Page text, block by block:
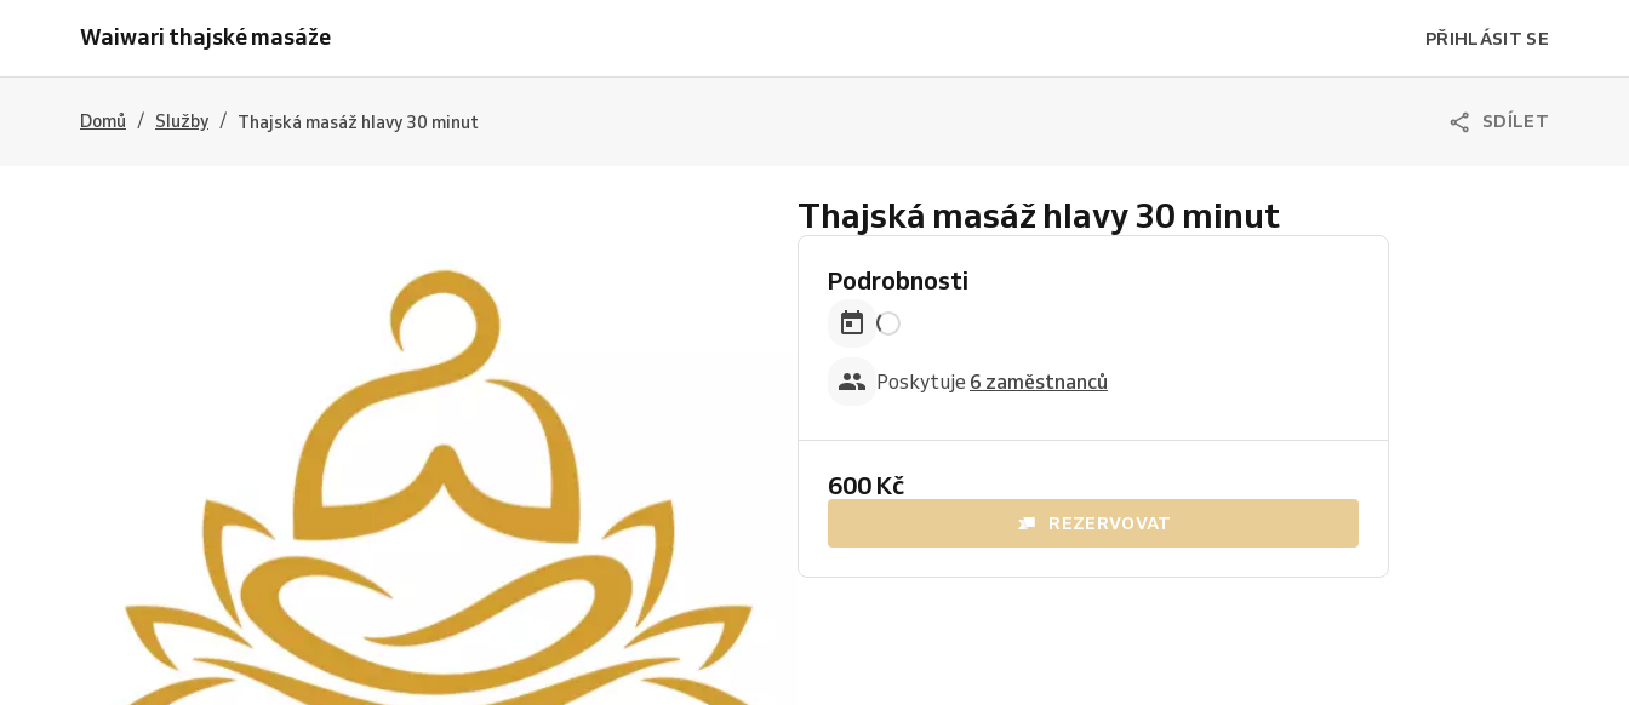
Waiwari thajské masáže PŘIHLÁSIT SE
Domů / Služby / Thajská masáž hlavy 30 minut SDÍLET
Thajská masáž hlavy 30 minut
Podrobnosti
Poskytuje 6 zaměstnanců
600 Kč
REZERVOVAT